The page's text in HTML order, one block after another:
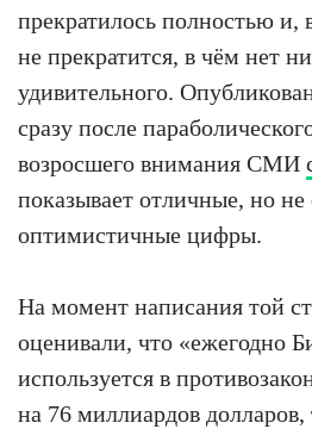
прекратилось полностью и,
не прекратится, в чём нет
удивительного.
сразу после
возросшего внимания СМИ
показывает отличные, но
оптимистичные цифры.
На момент написания той
оценивали, что «ежегодно
используется в
на 76 миллиардов долларов,